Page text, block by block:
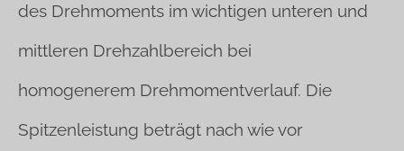
des Drehmoments im wichtigen unteren und
mittleren Drehzahlbereich bei
homogenerem Drehmomentverlauf. Die
Spitzenleistung beträgt nach wie vor